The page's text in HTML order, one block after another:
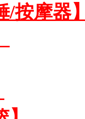
/按摩器